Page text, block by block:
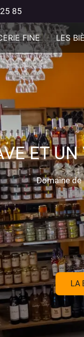
85
FINE LES
ET
Domaine de
LA